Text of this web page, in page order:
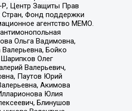
Р, Центр Защиты Прав
Стран, Фонд поддержки
агентство МЕМО.
Ольга Вадимовна,
Бойко
Шарипков Олег
Валерьевич,
Паутов Юрий
Акимова
Юлия
Блинушов